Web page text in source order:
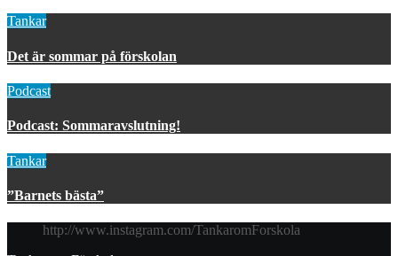
Tankar
Det är sommar på förskolan
Podcast
Podcast: Sommaravslutning!
Tankar
”Barnets bästa”
http://www.instagram.com/TankaromForskola